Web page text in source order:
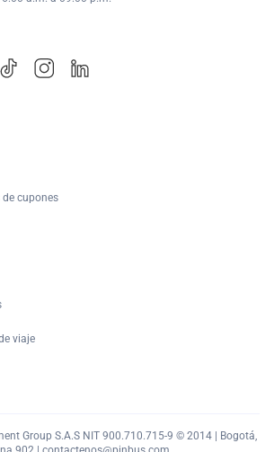
cupones
viaje
Group S.A.S NIT 900.710.715-9 © 2014 | Bogotá,